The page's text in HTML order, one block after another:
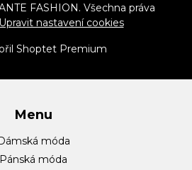
Shoptet Premium
FASHION. Všechna práva
Upravit nastavení cookies
Menu
móda
Pánská móda